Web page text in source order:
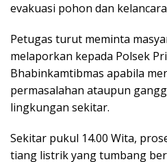
evakuasi pohon dan
Petugas turut meminta
melaporkan kepada Polsek
Bhabinkamtibmas apabila
permasalahan ataupun
lingkungan sekitar.
Sekitar pukul 14.00 Wita,
tiang listrik yang tumbang